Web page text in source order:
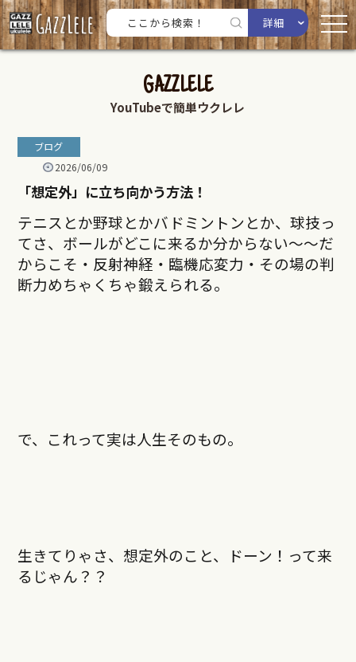
詳細
GAZZLELE
YouTubeで簡単ウクレレ
ブログ
2026/06/09
「想定外」に立ち向かう方法！
テニスとか野球とかバドミントンとか、球技っ
てさ、ボールがどこに来るか分からない〜〜だ
からこそ・反射神経・臨機応変力・その場の判
断力めちゃくちゃ鍛えられる。
で、これって実は人生そのもの。
生きてりゃさ、想定外のこと、ドーン！って来
るじゃん？？